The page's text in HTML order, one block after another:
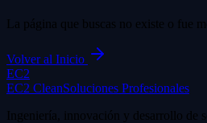
La página que buscas no existe o fue
Volver al Inicio
EC2
EC2 CleanSoluciones Profesionales
Ingeniería, innovación y desarrollo de